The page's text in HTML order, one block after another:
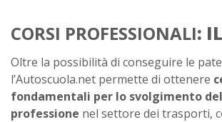
CORSI PROFESSIONALI:
Oltre la possibilità di conseguire le
l’Autoscuola.net permette di ottenere
fondamentali per lo svolgimento
professione nel settore dei trasporti,